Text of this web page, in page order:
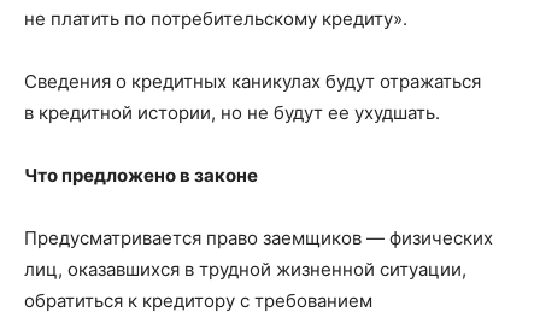
не платить по потребительскому кредиту».
Сведения о кредитных каникулах будут отражаться
в кредитной истории, но не будут ее ухудшать.
Что предложено в законе
Предусматривается право заемщиков — физических
лиц, оказавшихся в трудной жизненной ситуации,
обратиться к кредитору с требованием